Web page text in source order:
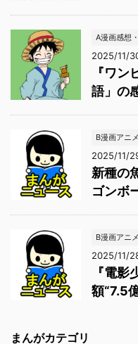
A漫画感想
2025/11/
『ワ
語」の
B漫画アニ
2025/11/
新種の
ゴンボ
B漫画アニ
2025/11/
『電
額“7.5
まんがカテゴリ